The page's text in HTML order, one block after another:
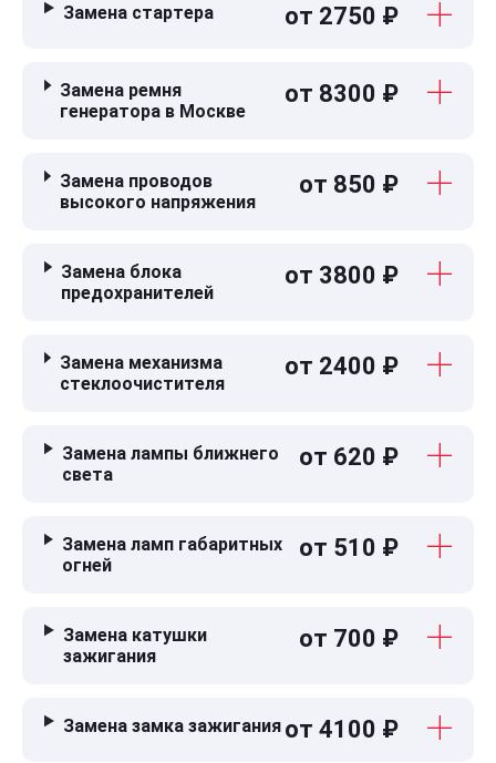
Замена стартера от 2750 ₽
Замена ремня
генератора в Москве
от 8300 ₽
Замена проводов
высокого напряжения
от 850 ₽
Замена блока
предохранителей
от 3800 ₽
Замена механизма
стеклоочистителя
от 2400 ₽
Замена лампы ближнего
света
от 620 ₽
Замена ламп габаритных
огней
от 510 ₽
Замена катушки
зажигания
от 700 ₽
Замена замка зажигания от 4100 ₽